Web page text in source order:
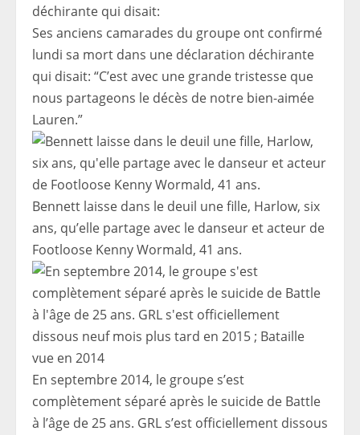
Ses anciens camarades du groupe ont confirmé
lundi sa mort dans une déclaration déchirante
qui disait: “C’est avec une grande tristesse que
nous partageons le décès de notre bien-aimée
Lauren.”
Bennett laisse dans le deuil une fille, Harlow, six
ans, qu’elle partage avec le danseur et acteur de
Footloose Kenny Wormald, 41 ans.
En septembre 2014, le groupe s’est
complètement séparé après le suicide de Battle
à l’âge de 25 ans. GRL s’est officiellement dissous